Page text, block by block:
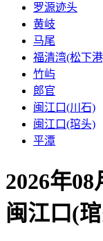
罗源迹头
黄岐
马尾
福清湾(松下
竹屿
郎官
闽江口(川石)
闽江口(琯头)
平潭
2026年
闽江口(